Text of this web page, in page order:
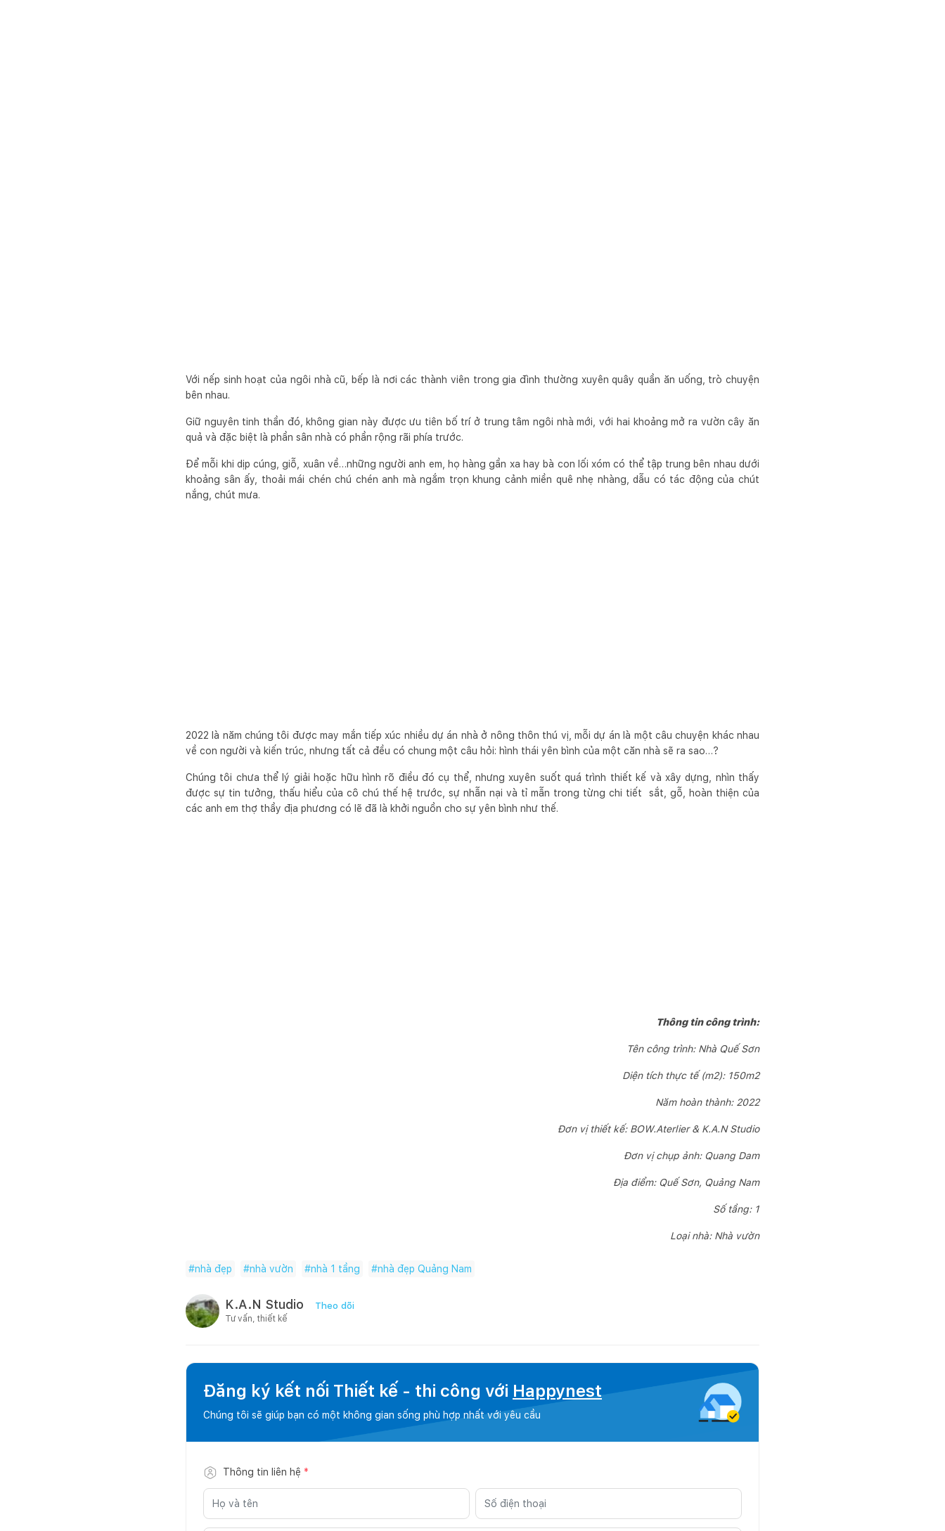
Với nếp sinh hoạt của ngôi nhà cũ, bếp là nơi các thành viên trong gia đình thường xuyên quây quần ăn uống, trò chuyện
bên nhau.
Giữ nguyên tinh thần đó, không gian này được ưu tiên bố trí ở trung tâm ngôi nhà mới, với hai khoảng mở ra vườn cây ăn
quả và đặc biệt là phần sân nhà có phần rộng rãi phía trước.
Để mỗi khi dịp cúng, giỗ, xuân về…những người anh em, họ hàng gần xa hay bà con lối xóm có thể tập trung bên nhau dưới
khoảng sân ấy, thoải mái chén chú chén anh mà ngắm trọn khung cảnh miền quê nhẹ nhàng, dẫu có tác động của chút
nắng, chút mưa.
2022 là năm chúng tôi được may mắn tiếp xúc nhiều dự án nhà ở nông thôn thú vị, mỗi dự án là một câu chuyện khác nhau
về con người và kiến trúc, nhưng tất cả đều có chung một câu hỏi: hình thái yên bình của một căn nhà sẽ ra sao…?
Chúng tôi chưa thể lý giải hoặc hữu hình rõ điều đó cụ thể, nhưng xuyên suốt quá trình thiết kế và xây dựng, nhìn thấy
được sự tin tưởng, thấu hiểu của cô chú thế hệ trước, sự nhẫn nại và tỉ mẫn trong từng chi tiết sắt, gỗ, hoàn thiện của
các anh em thợ thầy địa phương có lẽ đã là khởi nguồn cho sự yên bình như thế.
Thông tin công trình:
Tên công trình: Nhà Quế Sơn
Diện tích thực tế (m2): 150m2
Năm hoàn thành: 2022
Đơn vị thiết kế: BOW.Aterlier & K.A.N Studio
Đơn vị chụp ảnh: Quang Dam
Địa điểm: Quế Sơn, Quảng Nam
Số tầng: 1
Loại nhà: Nhà vườn
#nhà đẹp #nhà vườn #nhà 1 tầng #nhà đẹp Quảng Nam
K.A.N Studio Theo dõi
Tư vấn, thiết kế
Đăng ký kết nối Thiết kế - thi công với Happynest
Chúng tôi sẽ giúp bạn có một không gian sống phù hợp nhất với yêu cầu
Thông tin liên hệ *